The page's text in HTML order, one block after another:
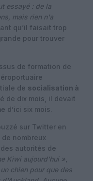
essayé : de la
mais rien n'a
qu’il faisait trop
pour trouver
de formation de
de socialisation à
de dix mois, il devait
d’ici six mois.
sur Twitter en
nombreux
autorités de
Kiwi aujourd’hui »
chien pour que des